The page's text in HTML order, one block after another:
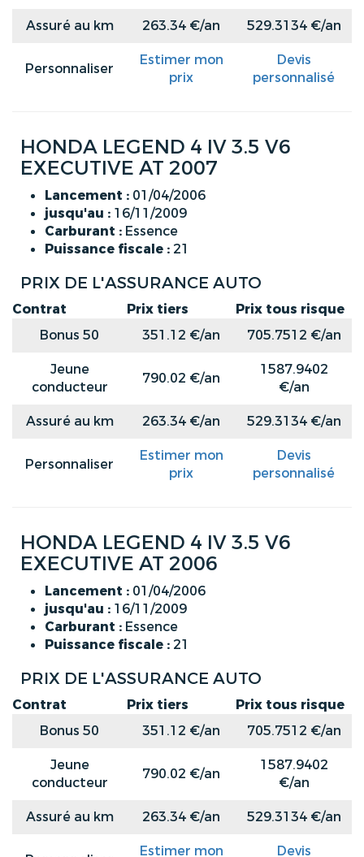
Assuré au km 263.34 €/an 529.3134 €/an
Personnaliser
Estimer mon
prix
Devis
personnalisé
HONDA LEGEND 4 IV 3.5 V6
EXECUTIVE AT 2007
Lancement : 01/04/2006
jusqu'au : 16/11/2009
Carburant : Essence
Puissance fiscale : 21
PRIX DE L'ASSURANCE AUTO
Contrat Prix tiers
Prix tous risque
Bonus 50
351.12 €/an
705.7512 €/an
Jeune
conducteur
790.02 €/an
1587.9402
€/an
Assuré au km
263.34 €/an 529.3134 €/an
Personnaliser
Estimer mon
prix
Devis
personnalisé
HONDA LEGEND 4 IV 3.5 V6
EXECUTIVE AT 2006
Lancement : 01/04/2006
jusqu'au : 16/11/2009
Carburant : Essence
Puissance fiscale : 21
PRIX DE L'ASSURANCE AUTO
Contrat Prix tiers
Prix tous risque
Bonus 50
351.12 €/an
705.7512 €/an
Jeune
conducteur
790.02 €/an
1587.9402
€/an
Assuré au km
263.34 €/an 529.3134 €/an
Estimer mon
Devis